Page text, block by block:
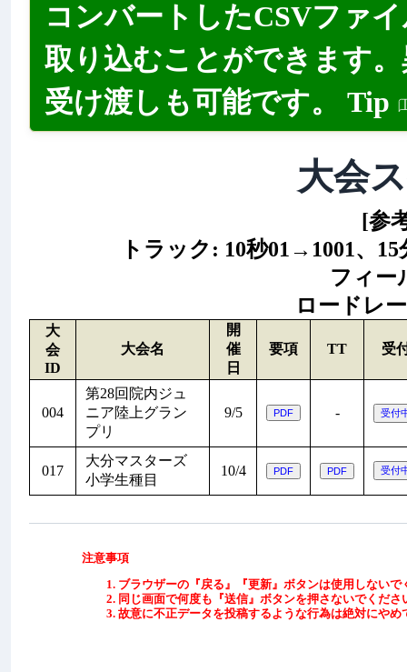
コンバートしたCSVファ
取り込むことができます
受け渡しも可能です。Tip
大会
[参
トラック: 10秒01→1001、
フィー
ロードレ
大
会
ID
大会名
開
催
日
要項 TT 受
004
第28回院内ジュ
ニア陸上グラン
プリ
9/5 -
017
大分マスターズ
小学生種目
10/4
注意事項
ブラウザーの『戻る』『更新』ボタンは使用しないで
同じ画面で何度も『送信』ボタンを押さないでくださ
故意に不正データを投稿するような行為は絶対にやめ